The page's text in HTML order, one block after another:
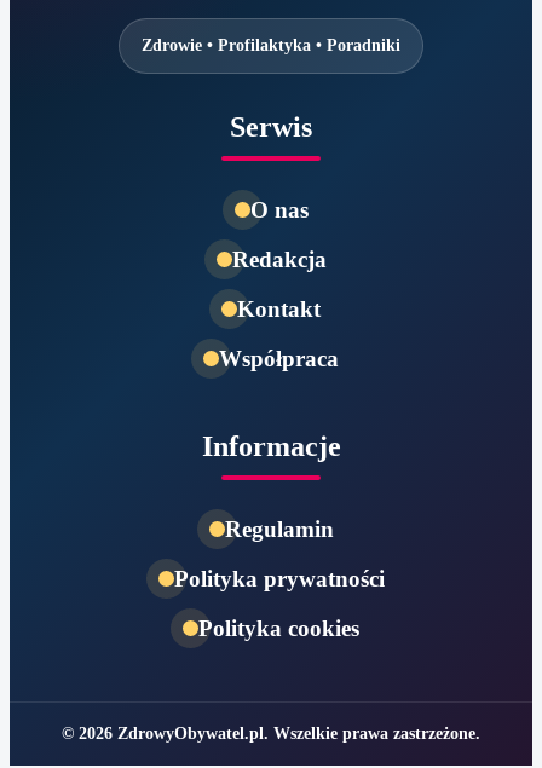
Zdrowie • Profilaktyka • Poradniki
Serwis
O nas
Redakcja
Kontakt
Współpraca
Informacje
Regulamin
Polityka prywatności
Polityka cookies
© 2026 ZdrowyObywatel.pl. Wszelkie prawa zastrzeżone.